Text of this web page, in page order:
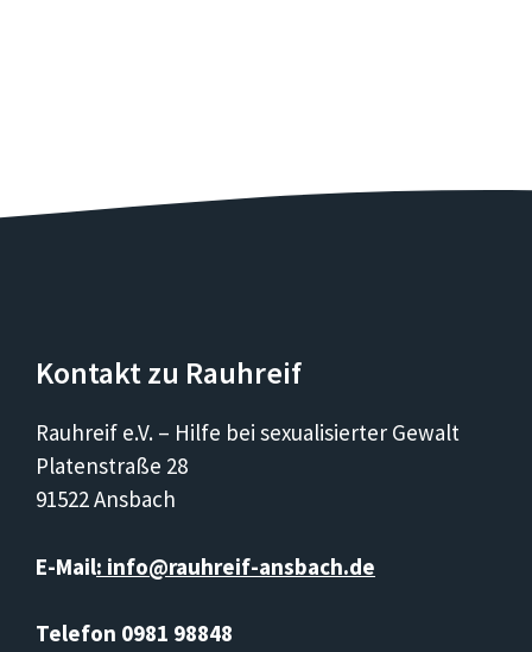
Kontakt zu Rauhreif
Rauhreif e.V. – Hilfe bei sexualisierter Gewalt
Platenstraße 28
91522 Ansbach
E-Mail: info@rauhreif-ansbach.de
Telefon 0981 98848